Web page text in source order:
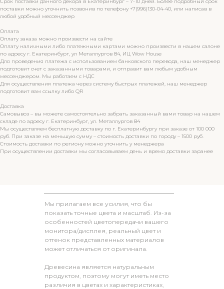
поставки можно уточнить позвонив по телефону +7(996)130-04-40, или написав в
любой удобный мессенджер
Оплата
Оплату заказа можно произвести на сайте
Оплату наличными либо платежными картами можно произвести в нашем салоне
по адресу г. Екатеринбург, ул Металлургов 84, ИЦ Wow House
Для проведения платежа с использованием банковского перевода, наш менеджер
подготовит счет с заказанными товарами, и отправит вам любым удобным
мессенджером. Мы работаем с НДС
Для осуществления платежа через систему быстрых платежей, наш менеджер
подготовит вам ссылку либо QR
Доставка
Самовывоз – вы можете самостоятельно забрать заказанный вами товар на нашем
складе по адресу г. Екатеринбург, ул. Металлургов 84
Мы осуществляем бесплатную доставку по г. Екатеринбургу при заказе от 100 000
руб. При заказе на меньшую сумму – стоимость доставки по городу – 1500 руб.
Стоимость доставки по региону можно уточнить у менеджера
При осуществлении доставки мы согласовываем день и время доставки заранее
Мы прилагаем все усилия, что бы
показать точные цвета и масштаб. Из-за
особенностей цветопередачи вашего
монитора/дисплея, реальный цвет и
оттенок представленных материалов
может отличаться от оригинала.
Древесина является натуральным
продуктом, поэтому могут иметь место
различия в цветах и характеристиках,